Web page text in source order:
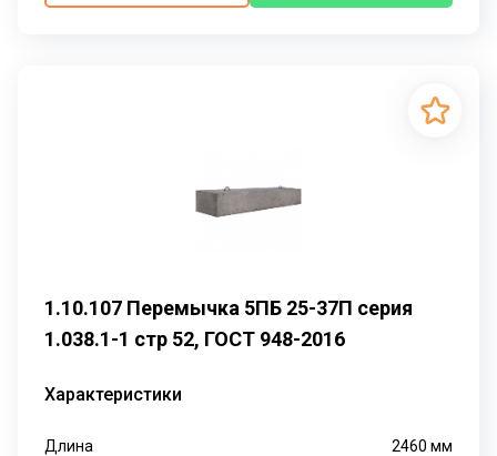
1.10.107 Перемычка 5ПБ 25-37П серия
1.038.1-1 стр 52, ГОСТ 948-2016
Характеристики
Длина 2460 мм